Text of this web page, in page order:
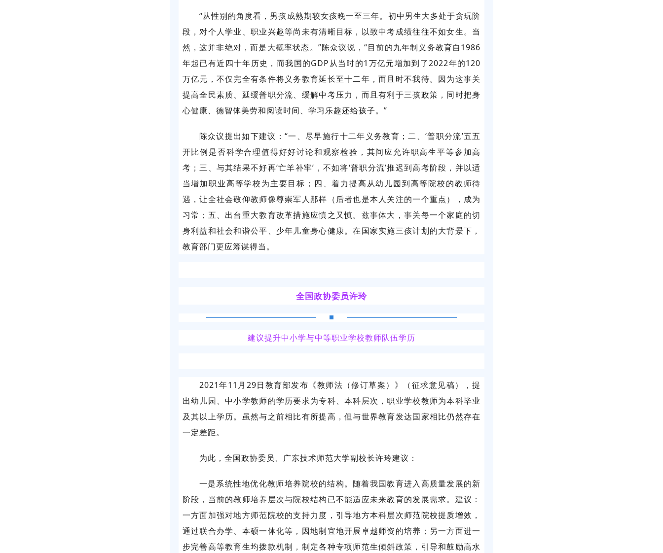
“从性别的角度看，男孩成熟期较女孩晚一至三年。初中男生大多处于贪玩阶
段，对个人学业、职业兴趣等尚未有清晰目标，以致中考成绩往往不如女生。当
然，这并非绝对，而是大概率状态。”陈众议说，“目前的九年制义务教育自1986
年起已有近四十年历史，而我国的GDP从当时的1万亿元增加到了2022年的120
万亿元，不仅完全有条件将义务教育延长至十二年，而且时不我待。因为这事关
提高全民素质、延缓普职分流、缓解中考压力，而且有利于三孩政策，同时把身
心健康、德智体美劳和阅读时间、学习乐趣还给孩子。”
陈众议提出如下建议：“一、尽早施行十二年义务教育；二、‘普职分流’五五
开比例是否科学合理值得好好讨论和观察检验，其间应允许职高生平等参加高
考；三、与其结果不好再‘亡羊补牢’，不如将‘普职分流’推迟到高考阶段，并以适
当增加职业高等学校为主要目标；四、着力提高从幼儿园到高等院校的教师待
遇，让全社会敬仰教师像尊崇军人那样（后者也是本人关注的一个重点），成为
习常；五、出台重大教育改革措施应慎之又慎。兹事体大，事关每一个家庭的切
身利益和社会和谐公平、少年儿童身心健康。在国家实施三孩计划的大背景下，
教育部门更应筹谋得当。
全国政协委员许玲
建议提升中小学与中等职业学校教师队伍学历
2021年11月29日教育部发布《教师法（修订草案）》（征求意见稿），提
出幼儿园、中小学教师的学历要求为专科、本科层次，职业学校教师为本科毕业
及其以上学历。虽然与之前相比有所提高，但与世界教育发达国家相比仍然存在
一定差距。
为此，全国政协委员、广东技术师范大学副校长许玲建议：
一是系统性地优化教师培养院校的结构。随着我国教育进入高质量发展的新
阶段，当前的教师培养层次与院校结构已不能适应未来教育的发展需求。建议：
一方面加强对地方师范院校的支持力度，引导地方本科层次师范院校提质增效，
通过联合办学、本硕一体化等，因地制宜地开展卓越师资的培养；另一方面进一
步完善高等教育生均拨款机制，制定各种专项师范生倾斜政策，引导和鼓励高水